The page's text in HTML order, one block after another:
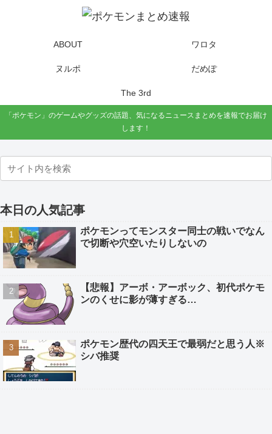
ABOUT ワロタ
ヌルポ だめぽ
The 3rd
「ポケモン」のゲームやグッズの話題、気になるニュースまとめを速報でお届け
します！
本日の人気記事
ポケモンってモンスター同士の戦いでなん
で切断や穴空いたりしないの
【悲報】アーボ・アーボック、初代ポケモ
ンのくせに影が薄すぎる…
ポケモン歴代の四天王で最弱だと思う人※
シバ推奨